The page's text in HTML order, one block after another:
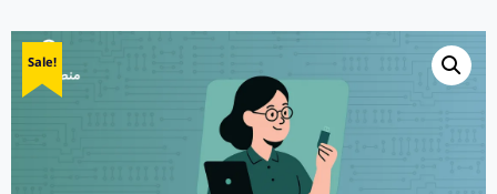
Sale!